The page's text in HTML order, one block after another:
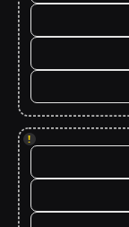
!